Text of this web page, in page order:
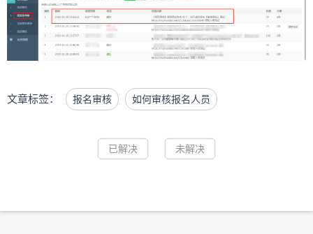
文章标签： 报名审核 如何审核报名人员
已解决 未解决